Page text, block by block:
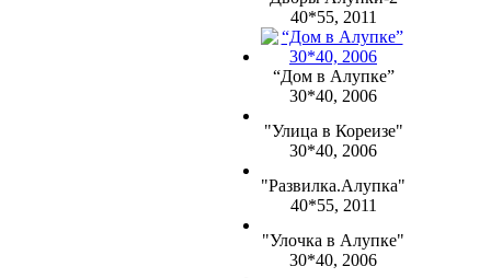
40*55, 2011
“Дом в Алупке”
30*40, 2006
"Улица в Кореизе"
30*40, 2006
"Развилка.Алупка"
40*55, 2011
"Улочка в Алупке"
30*40, 2006